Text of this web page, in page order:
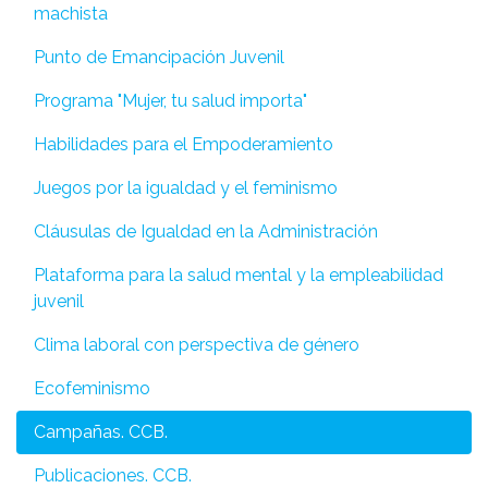
machista
Punto de Emancipación Juvenil
Programa "Mujer, tu salud importa"
Habilidades para el Empoderamiento
Juegos por la igualdad y el feminismo
Cláusulas de Igualdad en la Administración
Plataforma para la salud mental y la empleabilidad
juvenil
Clima laboral con perspectiva de género
Ecofeminismo
Campañas. CCB.
Publicaciones. CCB.